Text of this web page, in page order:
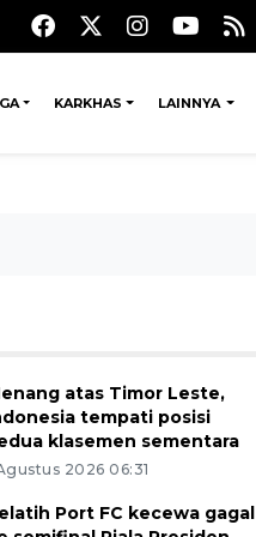
KARKHAS LAINNYA
atas Timor Leste,
tempati posisi
klasemen sementara
2026 06:31
Port FC kecewa gagal